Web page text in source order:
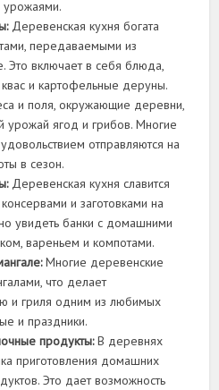
урожаями.
Деревенская кухня богата
передаваемыми из
Это включает в себя блюда,
и картофельные деруны.
и поля, окружающие деревни,
урожай ягод и грибов. Многие
отправляются на
в сезон.
Деревенская кухня славится
и заготовками на
увидеть банки с домашними
вареньем и компотами.
Многие деревенские
что делает
и гриля одним из любимых
и праздники.
продукты:В деревнях
приготовления домашних
Это дает возможность